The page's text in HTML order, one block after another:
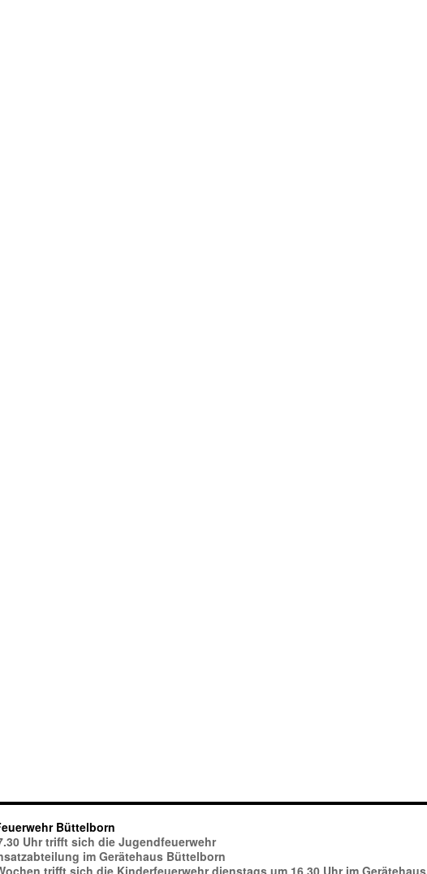
Büttelborn
Uhr trifft sich die Jugendfeuerwehr
im Gerätehaus Büttelborn
trifft sich die Kinderfeuerwehr dienstags um 16.30 Uhr im Gerätehaus.